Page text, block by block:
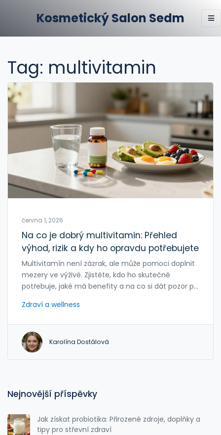
Kosmetický Salon Sedm
Tag: multivitamin
června 1, 2026
Na co je dobrý multivitamin: Přehled
výhod, rizik a kdy ho opravdu potřebujete
Multivitamín není zázrak, ale může pomoci doplnit
mezery ve výživě. Zjistěte, kdo ho skutečně
potřebuje, jaké má benefity a na co si dát pozor při
Zdraví a wellness
Karolína Dostálová
Nejnovější příspěvky
Jak získat probiotika: Přirozené zdroje, doplňky a
tipy pro střevní zdraví